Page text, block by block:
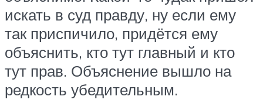
искать в суд правду, ну если ему
так приспичило, придётся ему
объяснить, кто тут главный и кто
тут прав. Объяснение вышло на
редкость убедительным.